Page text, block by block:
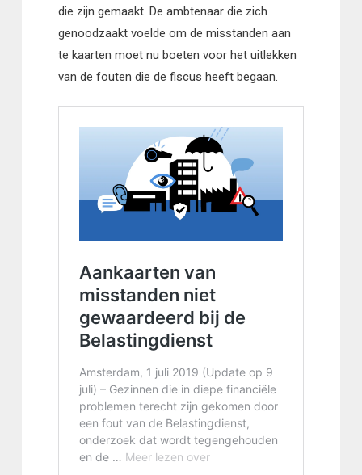
die zijn gemaakt. De ambtenaar die zich
genoodzaakt voelde om de misstanden aan
te kaarten moet nu boeten voor het uitlekken
van de fouten die de fiscus heeft begaan.